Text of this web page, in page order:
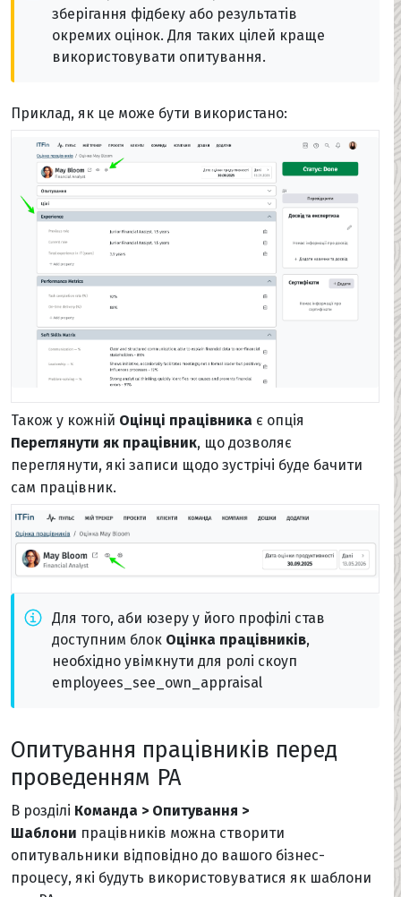
зберігання фідбеку або результатів
окремих оцінок. Для таких цілей краще
використовувати опитування.
Приклад, як це може бути використано:
Також у кожній Оцінці працівника є опція
Переглянути як працівник, що дозволяє
переглянути, які записи щодо зустрічі буде бачити
сам працівник.
Для того, аби юзеру у його профілі став
доступним блок Оцінка працівників,
необхідно увімкнути для ролі скоуп
employees_see_own_appraisal
Опитування працівників перед
проведенням PA
В розділі Команда > Опитування >
Шаблони працівників можна створити
опитувальники відповідно до вашого бізнес-
процесу, які будуть використовуватися як шаблони